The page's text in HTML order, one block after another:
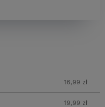
16,99 zł
19,99 zł